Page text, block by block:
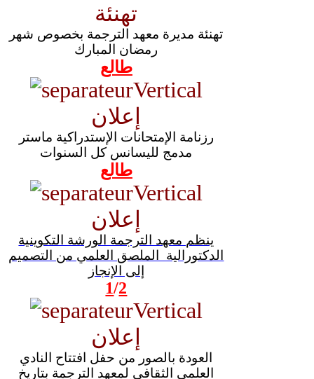
تهنئة
تهنئة مديرة معهد الترجمة بخصوص شهر
رمضان المبارك
طالع
إعلان
رزنامة الإمتحانات الإستدراكية ماستر
مدمج لليسانس كل السنوات
طالع
إعلان
ينظم معهد الترجمة الورشة التكوينية
الدكتورالية الملصق العلمي من التصميم
إلى الإنجاز
1/2
إعلان
العودة بالصور من حفل افتتاح النادي
العلمي الثقافي لمعهد الترجمة بتاريخ